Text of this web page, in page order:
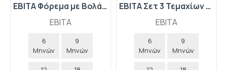
EBITA
EBITA Φόρεμα με Βολάν και Τσαντάκι 267522 Ροζ
6
Μηνών
9
Μηνών
EBITA
EBITA Σετ 3 Τεμαχίων Μπλούζα με Βολάν-Κολάν Καμπάνα-Τσαντάκι Animal Print 267524 Καφέ
6
Μηνών
9
Μηνών